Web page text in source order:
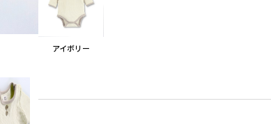
グレージュ ※撮影場所の関係上、着用画像は実物と若干
アイボリー